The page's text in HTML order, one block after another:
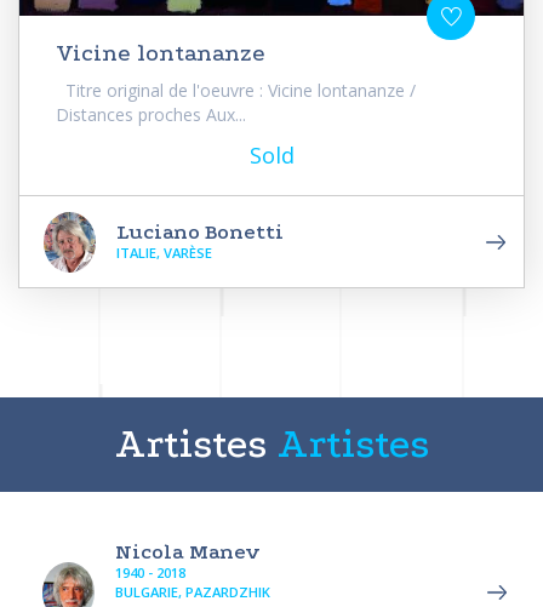
Vicine lontananze
Titre original de l'oeuvre : Vicine lontananze /
Distances proches Aux...
Sold
Luciano Bonetti
ITALIE, VARÈSE
Artistes Artistes
Nicola Manev
1940 - 2018
BULGARIE, PAZARDZHIK